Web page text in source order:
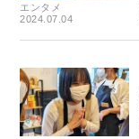
エンタメ
2024.07.04